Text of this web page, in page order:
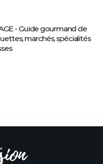
- Guide gourmand de
marchés, spécialités